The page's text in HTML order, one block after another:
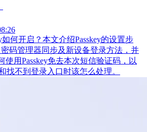
如何开启？本文介绍Passkey的设置步
码管理器同步及新设备登录方法，并
使用Passkey免去本次短信验证码，以
找不到登录入口时该怎么处理。